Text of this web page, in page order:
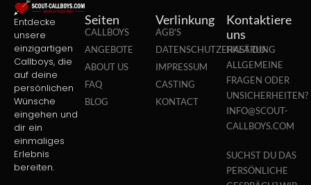
Entdecke
unsere
einzigartigen
Callboys, die
auf deine
persönlichen
Wünsche
eingehen und
dir ein
einmaliges
Erlebnis
bereiten.
Seiten
CALLBOYS
ANGEBOTE
ABOUT US
FAQ
BLOG
Verlinkung
AGB'S
DATENSCHUTZERKLÄRUNG
IMPRESSUM
CASTING
KONTACT
Kontaktiere
uns
HAST DU
ALLGEMEINE
FRAGEN ODER
UNSICHERHEITEN?
INFO@SCOUT-
CALLBOYS.COM
SUCHST DU DAS
PERSÖNLICHE